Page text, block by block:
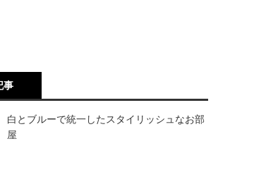
事
白とブルーで統一したスタイリッシュなお部
屋